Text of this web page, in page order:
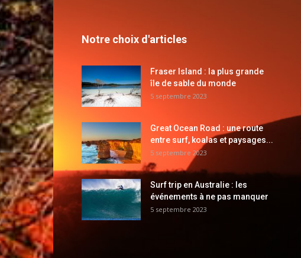
Notre choix d'articles
Fraser Island : la plus grande
île de sable du monde
5 septembre 2023
Great Ocean Road : une route
entre surf, koalas et paysages...
5 septembre 2023
Surf trip en Australie : les
événements à ne pas manquer
5 septembre 2023